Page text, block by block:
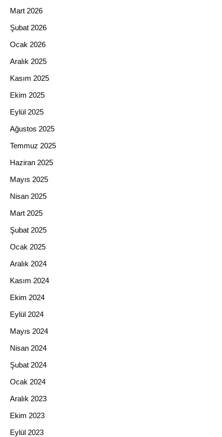
Mart 2026
Şubat 2026
Ocak 2026
Aralık 2025
Kasım 2025
Ekim 2025
Eylül 2025
Ağustos 2025
Temmuz 2025
Haziran 2025
Mayıs 2025
Nisan 2025
Mart 2025
Şubat 2025
Ocak 2025
Aralık 2024
Kasım 2024
Ekim 2024
Eylül 2024
Mayıs 2024
Nisan 2024
Şubat 2024
Ocak 2024
Aralık 2023
Ekim 2023
Eylül 2023